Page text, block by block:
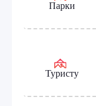
Парки
Туристу